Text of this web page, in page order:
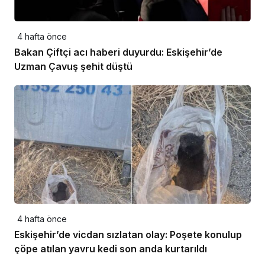
4 hafta önce
Bakan Çiftçi acı haberi duyurdu: Eskişehir’de
Uzman Çavuş şehit düştü
4 hafta önce
Eskişehir’de vicdan sızlatan olay: Poşete konulup
çöpe atılan yavru kedi son anda kurtarıldı